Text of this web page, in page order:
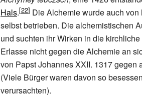
Hals.
Die Alchemie wurde auch
selbst betrieben. Die alchemistischen
und suchten ihr Wirken in die
Erlasse nicht gegen die Alchemie an
von Papst Johannes XXII. 1317
(Viele Bürger waren davon so
verursachten).